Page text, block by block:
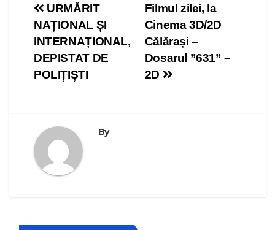
Navigare
în
articole
Filmul zilei, la
Cinema 3D/2D
Călărași –
Dosarul ”631” –
2D
URMĂRIT
NAȚIONAL ȘI
INTERNAȚIONAL,
DEPISTAT DE
POLIȚIȘTI
By